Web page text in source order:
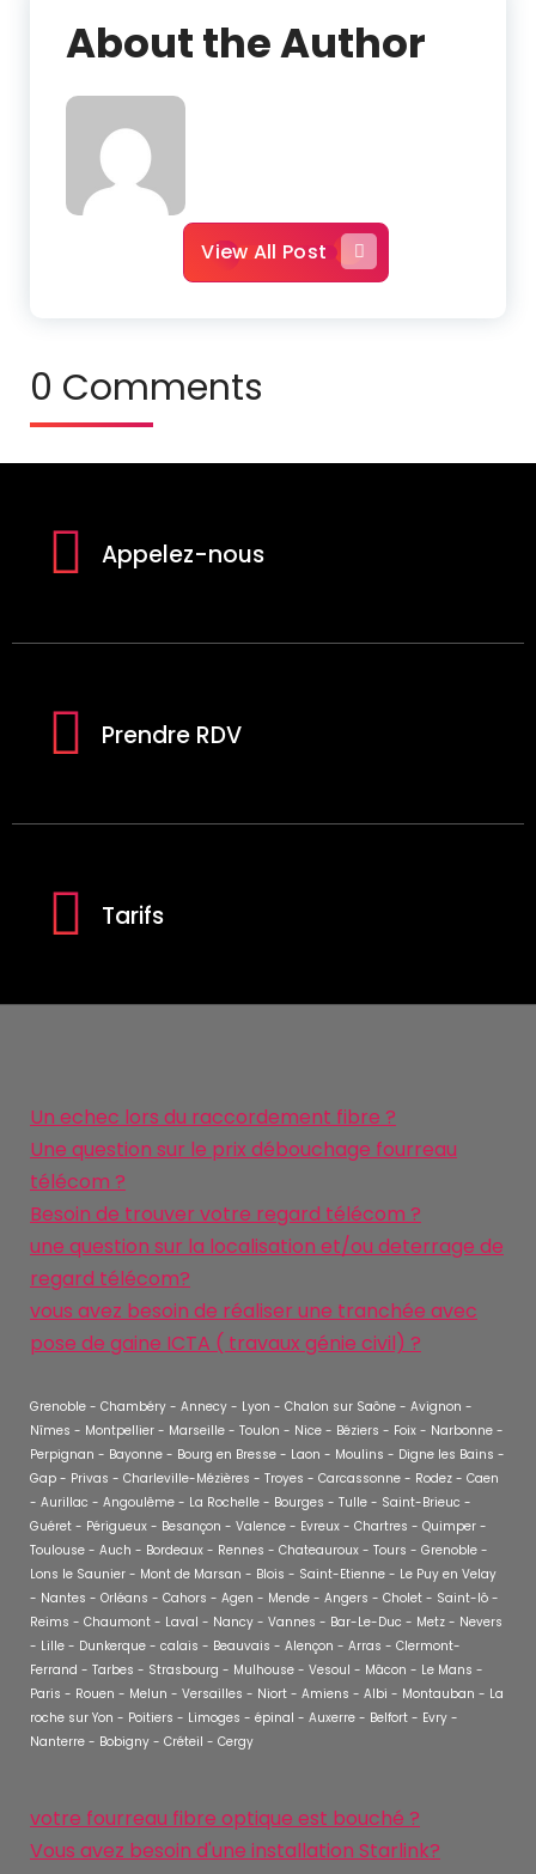
About the Author
View All Post
0 Comments
Appelez-nous
Prendre RDV
Tarifs
Un echec lors du raccordement fibre ?
Une question sur le prix débouchage fourreau
télécom ?
Besoin de trouver votre regard télécom ?
une question sur la localisation et/ou deterrage de
regard télécom?
vous avez besoin de réaliser une tranchée avec
pose de gaine ICTA ( travaux génie civil) ?
Grenoble - Chambéry - Annecy - Lyon - Chalon sur Saône - Avignon -
Nîmes - Montpellier - Marseille - Toulon - Nice - Béziers - Foix - Narbonne -
Perpignan - Bayonne - Bourg en Bresse - Laon - Moulins - Digne les Bains -
Gap - Privas - Charleville-Mézières - Troyes - Carcassonne - Rodez - Caen
- Aurillac - Angoulême - La Rochelle - Bourges - Tulle - Saint-Brieuc -
Guéret - Périgueux - Besançon - Valence - Evreux - Chartres - Quimper -
Toulouse - Auch - Bordeaux - Rennes - Chateauroux - Tours - Grenoble -
Lons le Saunier - Mont de Marsan - Blois - Saint-Etienne - Le Puy en Velay
- Nantes - Orléans - Cahors - Agen - Mende - Angers - Cholet - Saint-lô -
Reims - Chaumont - Laval - Nancy - Vannes - Bar-Le-Duc - Metz - Nevers
- Lille - Dunkerque - calais - Beauvais - Alençon - Arras - Clermont-
Ferrand - Tarbes - Strasbourg - Mulhouse - Vesoul - Mâcon - Le Mans -
Paris - Rouen - Melun - Versailles - Niort - Amiens - Albi - Montauban - La
roche sur Yon - Poitiers - Limoges - épinal - Auxerre - Belfort - Evry -
Nanterre - Bobigny - Créteil - Cergy
votre fourreau fibre optique est bouché ?
Vous avez besoin d'une installation Starlink?